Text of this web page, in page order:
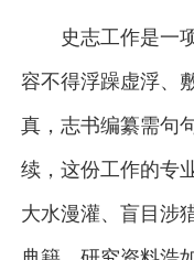
史志工作是一
容不得浮躁虚浮、
真，志书编纂需句
续，这份工作的专
大水漫灌、盲目涉